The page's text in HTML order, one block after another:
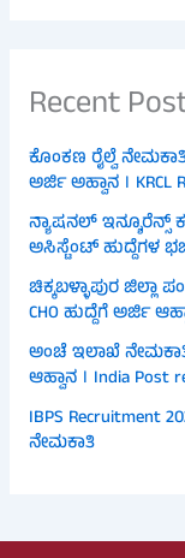
Recent
ಕೊಂಕಣ ರೈಲ್ವೆ
ಅರ್ಜಿ ಅಹ್ವಾನ । KRCL
ನ್ಯಾಷನಲ್
ಅಸಿಸ್ಟೆಂಟ್ ಹುದ್ದೆಗಳ
ಚಿಕ್ಕಬಳ್ಳಾಪುರ
CHO ಹುದ್ದೆಗೆ ಅರ್ಜಿ
ಅಂಚೆ ಇಲಾಖೆ ನೇಮಕಾತಿ
ಆಹ್ವಾನ । India Post
IBPS Recruitment
ನೇಮಕಾತಿ